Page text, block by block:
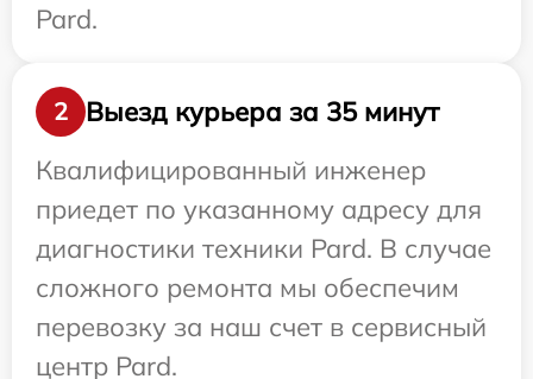
Pard.
2
Выезд курьера за 35 минут
Квалифицированный инженер
приедет по указанному адресу для
диагностики техники Pard. В случае
сложного ремонта мы обеспечим
перевозку за наш счет в сервисный
центр Pard.